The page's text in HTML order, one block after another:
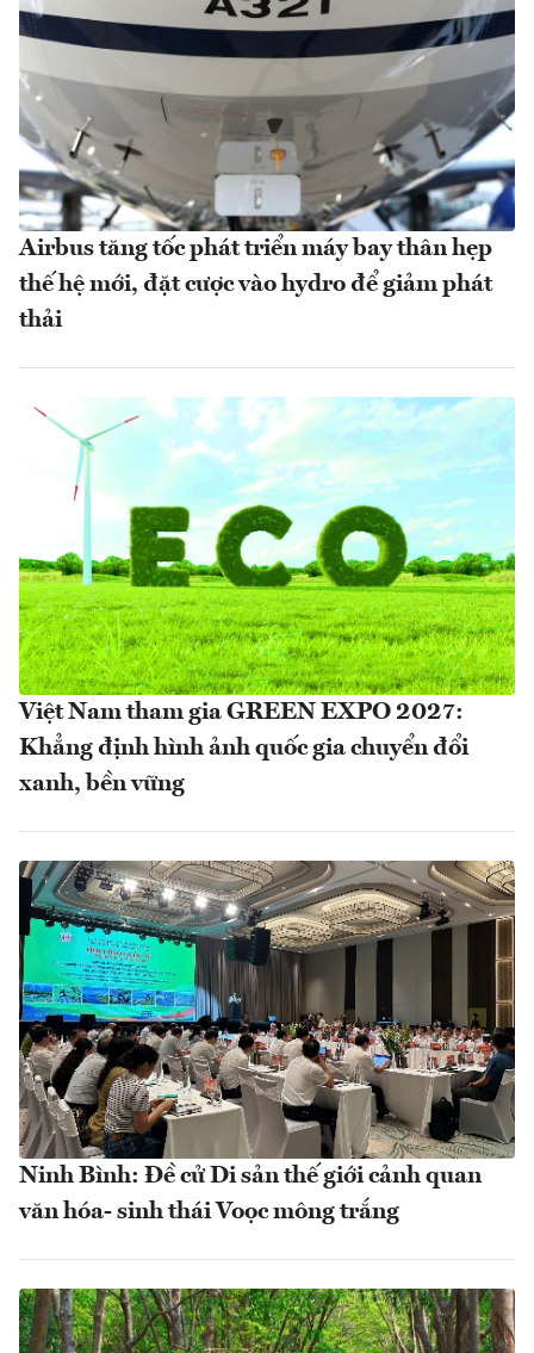
Airbus tăng tốc phát triển máy bay thân hẹp
thế hệ mới, đặt cược vào hydro để giảm phát
thải
Việt Nam tham gia GREEN EXPO 2027:
Khẳng định hình ảnh quốc gia chuyển đổi
xanh, bền vững
Ninh Bình: Đề cử Di sản thế giới cảnh quan
văn hóa- sinh thái Voọc mông trắng